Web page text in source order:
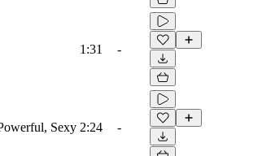
1:31 -
Sexy 2:24 -